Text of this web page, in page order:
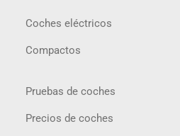
Coches eléctricos
Compactos
Pruebas de coches
Precios de coches